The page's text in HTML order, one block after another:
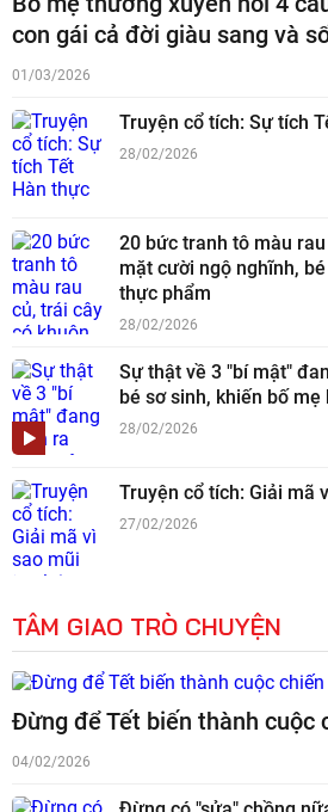
con gái cả đời giàu sang và
01/03/2026
Truyện cổ tích: Sự tích
28/02/2026
20 bức tranh tô màu
mặt cười ngộ nghĩnh,
thực phẩm
28/02/2026
Sự thật về 3 "bí mật"
bé sơ sinh, khiến bố mẹ
28/02/2026
Truyện cổ tích: Giải mã
27/02/2026
TÂM GIAO TRÒ CHUYỆN
Đừng để Tết biến thành cuộc
04/02/2026